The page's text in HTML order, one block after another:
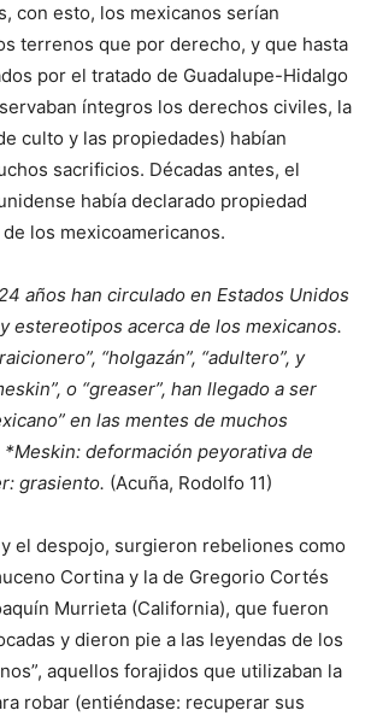
con esto, los mexicanos serían
terrenos que por derecho, y que hasta
por el tratado de Guadalupe-Hidalgo
íntegros los derechos civiles, la
culto y las propiedades) habían
sacrificios. Décadas antes, el
había declarado propiedad
los mexicoamericanos.
años han circulado en Estados Unidos
estereotipos acerca de los mexicanos.
“holgazán”, “adultero”, y
o “greaser”, han llegado a ser
en las mentes de muchos
deformación peyorativa de
grasiento. (Acuña, Rodolfo 11)
el despojo, surgieron rebeliones como
Cortina y la de Gregorio Cortés
Murrieta (California), que fueron
y dieron pie a las leyendas de los
aquellos forajidos que utilizaban la
robar (entiéndase: recuperar sus